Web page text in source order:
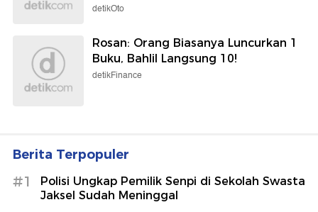
detikOto
Rosan: Orang Biasanya Luncurkan 1
Buku, Bahlil Langsung 10!
detikFinance
Berita Terpopuler
#1
Polisi Ungkap Pemilik Senpi di Sekolah Swasta
Jaksel Sudah Meninggal